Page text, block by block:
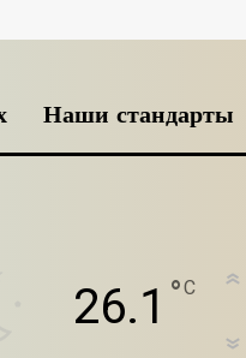
Наши стандарты
26.1 °C